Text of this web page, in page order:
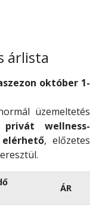
árlista
október 1-
üzemeltetés
privát wellness-
, előzetes
ÁR